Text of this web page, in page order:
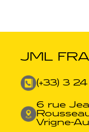
JML
(+33) 3
6 rue
Vrigne-